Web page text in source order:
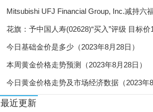
陕西省供销事业高质量发展
陕西自然资源厅开展安全宣
陕西林业局研究部署高质量
直播带岗让工作触“屏”可及
18个新职业信息向社会公示
Mitsubishi UFJ Financial Group, Inc.减持六
元
花旗：予中国人寿(02628)“买入”评级 目标价
今日基础金价是多少（2023年8月28日）
本周黄金价格走势预测（2023年8月28日）
今日黄金价格走势及市场经济数据（2023年8
最近更新